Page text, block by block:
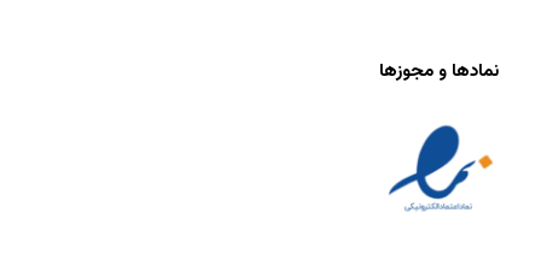
نمادها و مجوزها